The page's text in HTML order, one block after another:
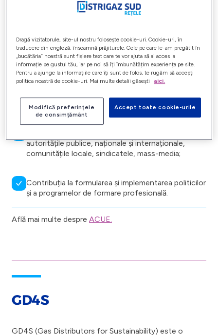
autorități și mediul de afaceri, contribuind cu propuneri
și soluții la îmbunătățirea legislației și la elaborarea
energetic, inclusiv a relațiilor de muncă și a condițiilor de
muncă.
Obiectivele asociației au în vedere:
O piață a energiei solidă și performantă;
autoritățile publice, naționale și internaționale,
comunitățile locale, sindicatele, mass-media;
Contribuția la formularea și implementarea politicilor
și a programelor de formare profesională.
Află mai multe despre ACUE.
GD4S
GD4S (Gas Distributors for Sustainability) este o
Dragă vizitatorule, site-ul nostru folosește cookie-uri. Cookie-uri, în
traducere din engleză, înseamnă prăjiturele. Cele pe care le-am pregătit în
„bucătăria” noastră sunt fișiere text care te vor ajuta să ai acces la
informație pe gustul tău, iar pe noi să îți îmbunătățim experiența pe site.
Pentru a ajunge la informațiile care îți sunt de folos, te rugăm să accepți
politica noastră de cookie-uri. Mai multe detalii găsești
aici.
Modifică preferințele
de consimțământ
Accept toate cookie-urile